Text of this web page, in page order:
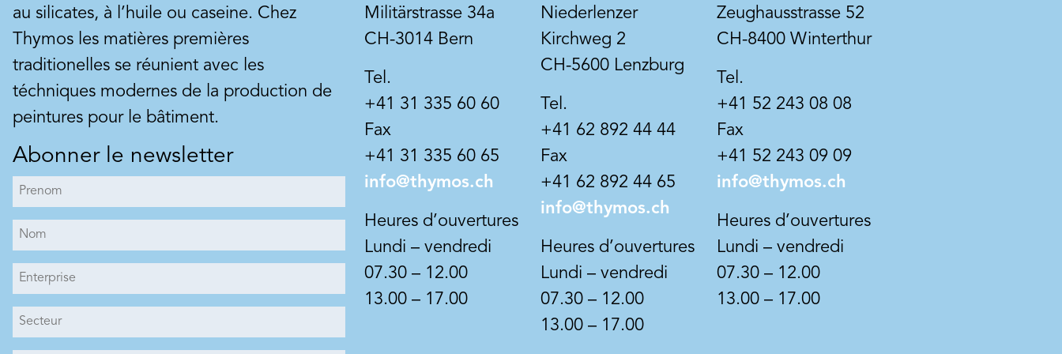
résistants et propres. Sur tous les
vieux crépis et les maçonneries,
comme enduit et pour encastrer
des filets d'armature. C'est un
rebouchage et de réparation.
également sur les surfaces
hydrofuges (hydrophobes),
matériaux de construction
suboptimaux de la technique des
peintures aux silicates. La surface
microrugueuse, antidérapante et
quartzeuse permet une silification
durable avec les couches de silicate
Sans solvants, sans matières
pollution ni aucun problème
d'élimination des déchets.
MYTHOLIT SPÉCIALE est à haute
respiration active, se silicifie
totalement avec tous les fonds
minéraux et permet d'obtenir une
surface murale belle, mate et
naturelle. Cette peinture à la chaux
peut absorber les odeurs.
résistance aux intempéries et est
appropriée pour tous les
immeubles neufs et anciens, les
monuments historiques, dans
pigmentation minérale et renonce
de l'utilisation de dioxyde de titane
pigment blanc produit
apparence poreux-calcaire.
Art. Nr. BK12280853
Calcidan BEECK
Peinture à base de chaux de
au silicates, à l’huile ou caseine. Chez
Thymos les matières premières
traditionelles se réunient avec les
téchniques modernes de la production de
peintures pour le bâtiment.
Abonner le newsletter
Militärstrasse 34a
CH-3014 Bern
Tel.
+41 31 335 60 60
Fax
+41 31 335 60 65
info@thymos.ch
Heures d’ouvertures
Lundi – vendredi
07.30 – 12.00
13.00 – 17.00
Niederlenzer
Kirchweg 2
CH-5600 Lenzburg
Tel.
+41 62 892 44 44
Fax
+41 62 892 44 65
info@thymos.ch
Heures d’ouvertures
Lundi – vendredi
07.30 – 12.00
13.00 – 17.00
Zeughausstrasse 52
CH-8400 Winterthur
Tel.
+41 52 243 08 08
Fax
+41 52 243 09 09
info@thymos.ch
Heures d’ouvertures
Lundi – vendredi
07.30 – 12.00
13.00 – 17.00